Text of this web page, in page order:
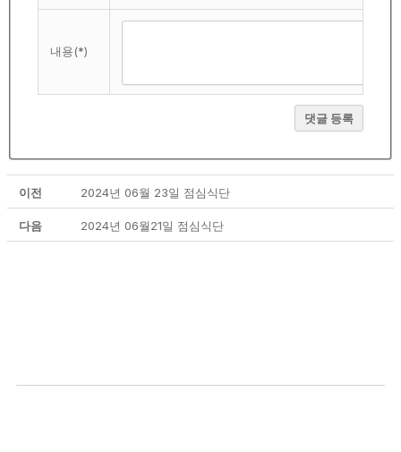
내용(*)
댓글 등록
이전 2024년 06월 23일 점심식단
다음 2024년 06월21일 점심식단